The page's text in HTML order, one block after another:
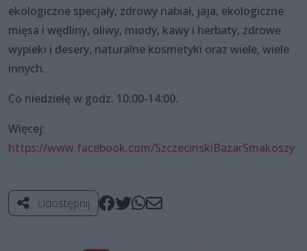
ekologiczne specjały, zdrowy nabiał, jaja, ekologiczne
mięsa i wędliny, oliwy, miody, kawy i herbaty, zdrowe
wypieki i desery, naturalne kosmetyki oraz wiele, wiele
innych.
Co niedzielę w godz. 10:00-14:00.
Więcej:
https://www.facebook.com/SzczecinskiBazarSmakoszy
Udostępnij